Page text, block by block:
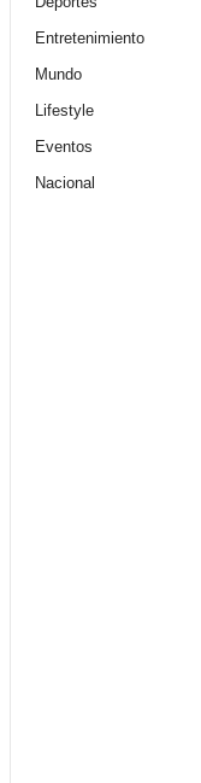
Entretenimiento
Mundo
Lifestyle
Eventos
Nacional